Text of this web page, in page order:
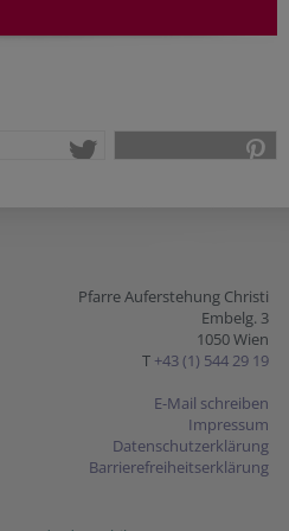
Pfarre Auferstehung Christi
Embelg. 3
1050 Wien
T +43 (1) 544 29 19
E-Mail schreiben
Impressum
Datenschutzerklärung
Barrierefreiheitserklärung